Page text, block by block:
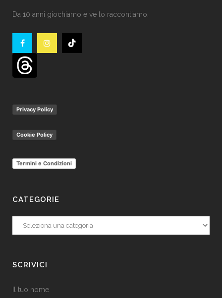
Da 10 anni giochiamo e ve lo raccontiamo.
Privacy Policy
Cookie Policy
Termini e Condizioni
CATEGORIE
Categorie
SCRIVICI
Il tuo nome